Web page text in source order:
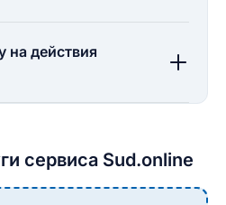
на действия
сервиса Sud.online